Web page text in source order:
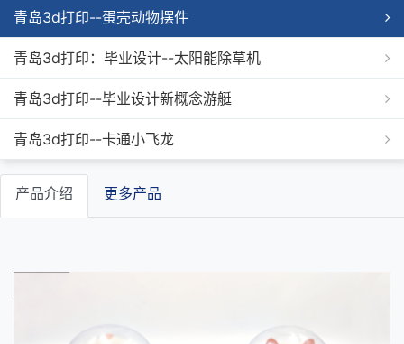
青岛3d打印--蛋壳动物摆件
青岛3d打印：毕业设计--太阳能除草机
青岛3d打印--毕业设计新概念游艇
青岛3d打印--卡通小飞龙
产品介绍 更多产品